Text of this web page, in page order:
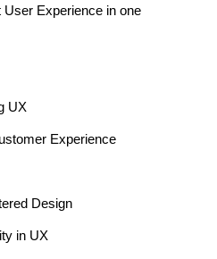
User Experience in one
UX
Experience
Design
in UX